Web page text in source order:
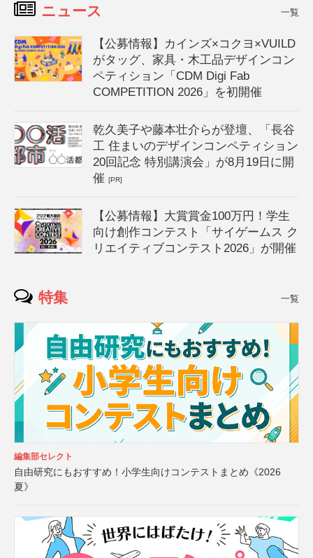
ニュース 一覧
【公募情報】カインズ×コクヨ×VUILD
がタッグ、家具・木工品デザインコン
ペティション「CDM Digi Fab
COMPETITION 2026」を初開催
乾久美子や藤本壮介らが登壇、「長谷
工 住まいのデザインコンペティション
20回記念 特別講演会」が8月19日に開
催[PR]
【公募情報】大賞賞金100万円！学生
向け創作コンテスト「サイゲームス ク
リエイティブコンテスト2026」が開催
特集 一覧
編集部セレクト
自由研究にもおすすめ！小学生向けコンテストまとめ《2026
夏》